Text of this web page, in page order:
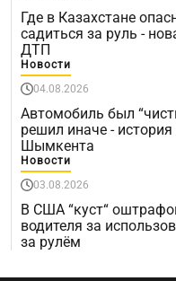
Где в Казахстане
садиться за руль -
ДТП
Новости
04.08.2026
Автомобиль был
решил иначе - история
Шымкента
Новости
03.08.2026
В США “куст“
водителя за
за рулём